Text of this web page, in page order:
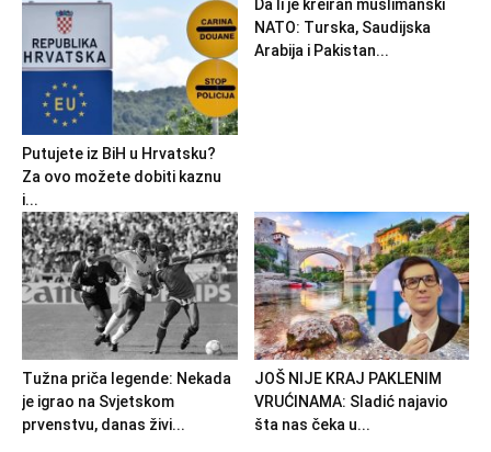
Putujete iz BiH u Hrvatsku?
Za ovo možete dobiti kaznu
i...
Da li je kreiran muslimanski
NATO: Turska, Saudijska
Arabija i Pakistan...
Tužna priča legende: Nekada
je igrao na Svjetskom
prvenstvu, danas živi...
JOŠ NIJE KRAJ PAKLENIM
VRUĆINAMA: Sladić najavio
šta nas čeka u...